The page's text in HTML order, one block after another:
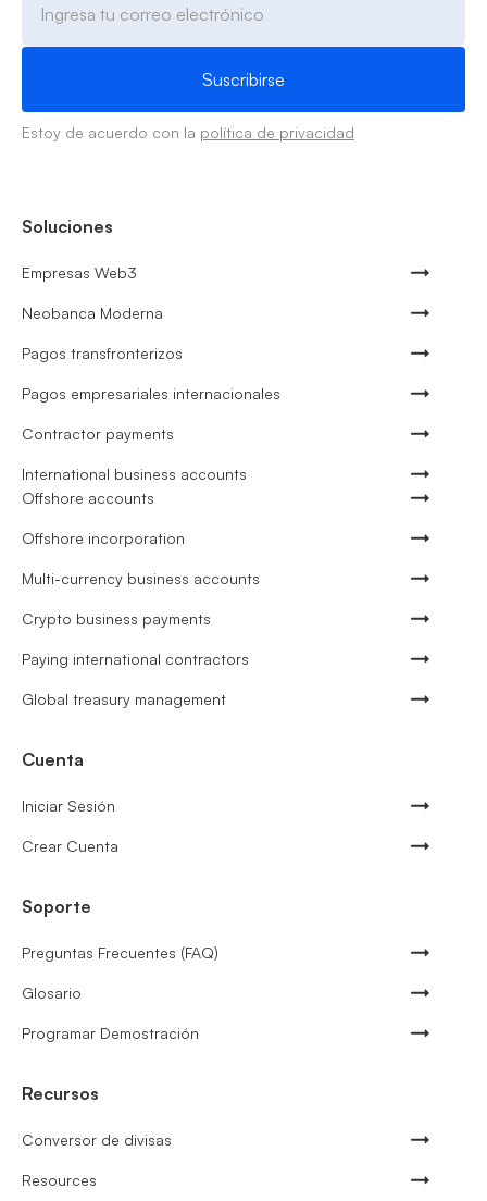
Estoy de acuerdo con la política de privacidad
Soluciones
Empresas Web3
Neobanca Moderna
Pagos transfronterizos
Pagos empresariales internacionales
Contractor payments
International business accounts
Offshore accounts
Offshore incorporation
Multi-currency business accounts
Crypto business payments
Paying international contractors
Global treasury management
Cuenta
Iniciar Sesión
Crear Cuenta
Soporte
Preguntas Frecuentes (FAQ)
Glosario
Programar Demostración
Recursos
Conversor de divisas
Resources